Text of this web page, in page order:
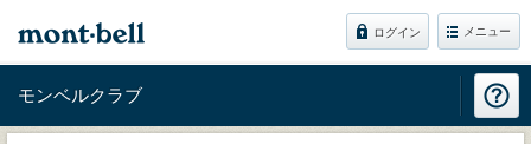
ログイン メニュー
モンベルクラブ